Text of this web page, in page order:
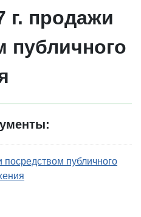
г. продажи
публичного
посредством публичного